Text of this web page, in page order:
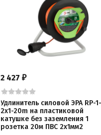
2 427₽
Удлинитель силовой ЭРА RP-
2x1-20m на пластиковой
катушке без заземления 1
розетка 20м ПВС 2х1мм2